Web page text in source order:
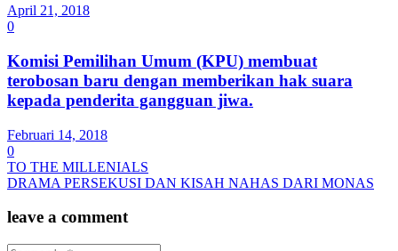
April 21, 2018
0
Komisi Pemilihan Umum (KPU) membuat
terobosan baru dengan memberikan hak suara
kepada penderita gangguan jiwa.
Februari 14, 2018
0
TO THE MILLENIALS
DRAMA PERSEKUSI DAN KISAH NAHAS DARI MONAS
leave a comment